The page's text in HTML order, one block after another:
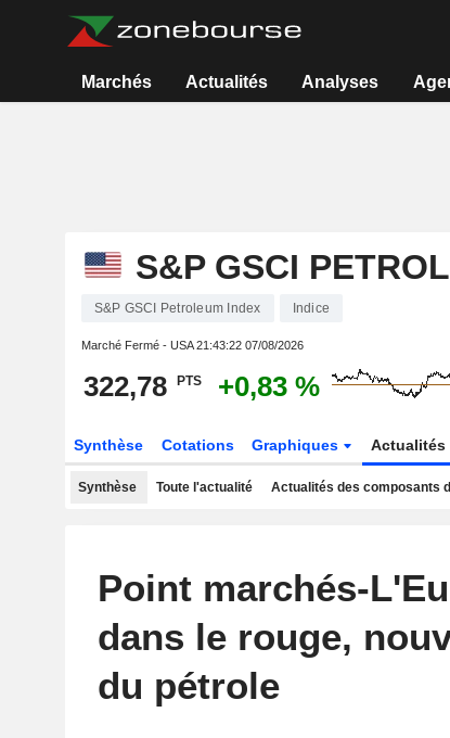
Marchés Actualités Analyses
S&P GSCI
S&P GSCI Petroleum Index Indice
Marché Fermé - USA21:43:22 07/08/2026
322,78 PTS +0,83 %
Synthèse Cotations Graphiques Actualités
Synthèse Toute l'actualité Actualités des composants
Point marchés-
dans le rouge,
du pétrole